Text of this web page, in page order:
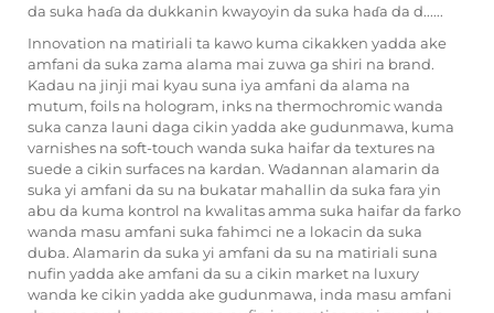
da suka haɗa da dukkanin kwayoyin da suka haɗa da d......
Innovation na matiriali ta kawo kuma cikakken yadda ake
amfani da suka zama alama mai zuwa ga shiri na brand.
Kadau na jinji mai kyau suna iya amfani da alama na
mutum, foils na hologram, inks na thermochromic wanda
suka canza launi daga cikin yadda ake gudunmawa, kuma
varnishes na soft-touch wanda suka haifar da textures na
suede a cikin surfaces na kardan. Wadannan alamarin da
suka yi amfani da su na bukatar mahallin da suka fara yin
abu da kuma kontrol na kwalitas amma suka haifar da farko
wanda masu amfani suka fahimci ne a lokacin da suka
duba. Alamarin da suka yi amfani da su na matiriali suna
nufin yadda ake amfani da su a cikin market na luxury
wanda ke cikin yadda ake gudunmawa, inda masu amfani